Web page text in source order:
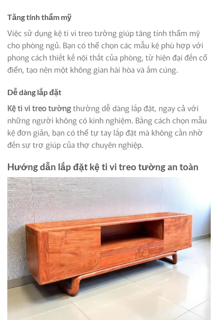
Tăng tính thẩm mỹ
Việc sử dụng kệ ti vi treo tường giúp tăng tính thẩm mỹ
cho phòng ngủ. Bạn có thể chọn các mẫu kệ phù hợp với
phong cách thiết kế nội thất của phòng, từ hiện đại đến cổ
điển, tạo nên một không gian hài hòa và ấm cúng.
Dễ dàng lắp đặt
Kệ ti vi treo tườngthường dễ dàng lắp đặt, ngay cả với
những người không có kinh nghiệm. Bằng cách chọn mẫu
kệ đơn giản, bạn có thể tự tay lắp đặt mà không cần nhờ
đến sự trợ giúp của thợ chuyên nghiệp.
Hướng dẫn lắp đặt kệ ti vi treo tường an toàn